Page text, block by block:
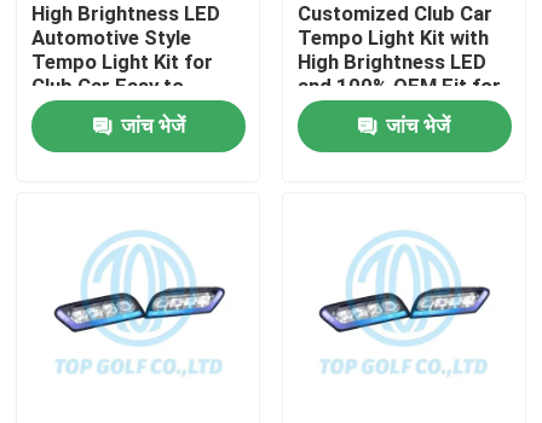
हमारे बारे में
High Brightness LED
Automotive Style
Tempo Light Kit for
Club Car Easy to
Install Golf Cart LED
Light Kit जांच भेजें
Customized Club Car
Tempo Light Kit with
High Brightness LED
and 100% OEM Fit for
Golf Cart
जांच भेजें